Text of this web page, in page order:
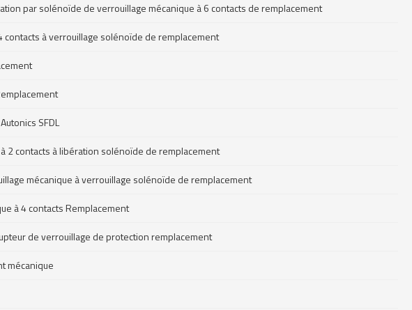
par solénoïde de verrouillage mécanique à 6 contacts de remplacement
à verrouillage solénoïde de remplacement
SFDL
2 contacts à libération solénoïde de remplacement
mécanique à verrouillage solénoïde de remplacement
à 4 contacts Remplacement
de verrouillage de protection remplacement
mécanique